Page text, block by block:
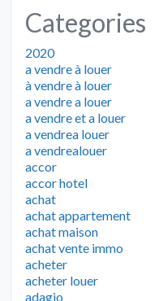
Categories
2020
a vendre à louer
à vendre à louer
a vendre a louer
a vendre et a louer
a vendrea louer
a vendrealouer
accor
accor hotel
achat
achat appartement
achat maison
achat vente immo
acheter
acheter louer
adagio